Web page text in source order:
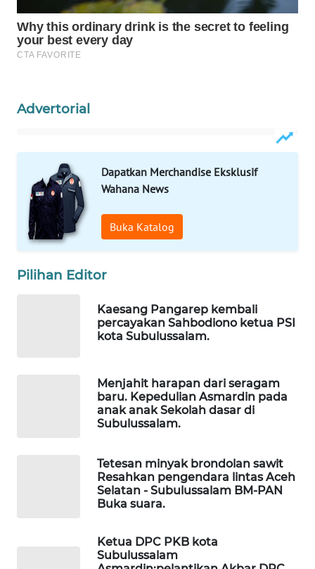
Advertorial
Dapatkan Merchandise Eksklusif
Wahana News
Buka Katalog
Pilihan Editor
Kaesang Pangarep kembali
percayakan Sahbodiono ketua PSI
kota Subulussalam.
Menjahit harapan dari seragam
baru. Kepedulian Asmardin pada
anak anak Sekolah dasar di
Subulussalam.
Tetesan minyak brondolan sawit
Resahkan pengendara lintas Aceh
Selatan - Subulussalam BM-PAN
Buka suara.
Ketua DPC PKB kota
Subulussalam
HEALTH
WAHANA
DESA
LAPAK
KONSUMEN
LISTRIK
KELISTRIKAN